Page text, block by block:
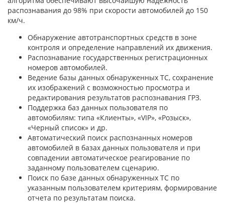
распознавания до 98% при скорости автомобилей до 150
км/ч.
Обнаружение автотранспортных средств в зоне
контроля и определение направлений их движения.
Распознавание государственных регистрационных
номеров автомобилей.
Ведение базы данных обнаруженных ТС, сохранение
их изображений с возможностью просмотра и
редактирования результатов распознавания ГРЗ.
Поддержка баз данных пользователя по
автомобилям: типа «Клиенты», «VIP», «Розыск»,
«Черный список» и др.
Автоматический поиск распознанных номеров
автомобилей в базах данных пользователя и при
совпадении автоматическое реагирование по
заданному пользователем сценарию.
Поиск по базе данных обнаруженных ТС по
указанным пользователем критериям, формирование
отчета по результатам поиска.